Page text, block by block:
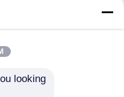
looking